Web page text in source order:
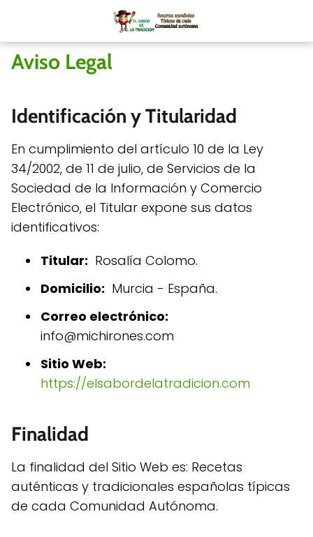
Aviso Legal
Identificación y Titularidad
En cumplimiento del artículo 10 de la Ley
34/2002, de 11 de julio, de Servicios de la
Sociedad de la Información y Comercio
Electrónico, el Titular expone sus datos
identificativos:
Titular: Rosalía Colomo.
Domicilio: Murcia - España.
Correo electrónico:
info@michirones.com
Sitio Web:
https://elsabordelatradicion.com
Finalidad
La finalidad del Sitio Web es: Recetas
auténticas y tradicionales españolas típicas
de cada Comunidad Autónoma.